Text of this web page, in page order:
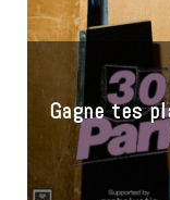
Gagne tes